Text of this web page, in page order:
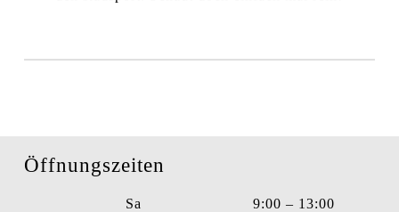
Öffnungszeiten
Sa 9:00 – 13:00